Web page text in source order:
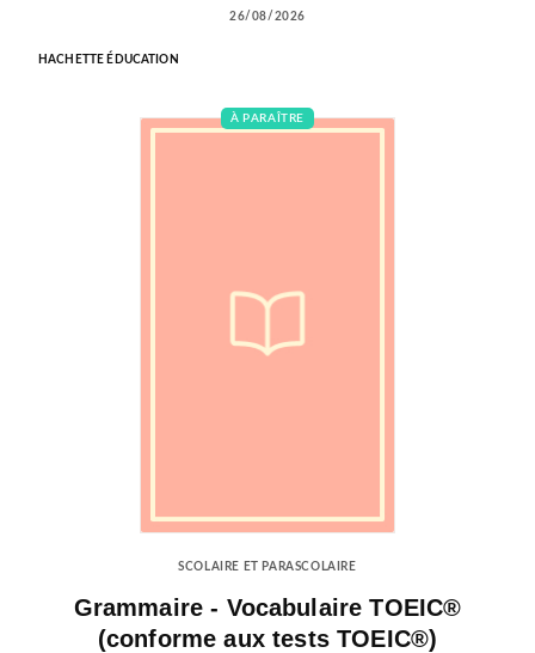
26/08/2026
HACHETTE ÉDUCATION
À PARAÎTRE
SCOLAIRE ET PARASCOLAIRE
Grammaire - Vocabulaire TOEIC®
(conforme aux tests TOEIC®)